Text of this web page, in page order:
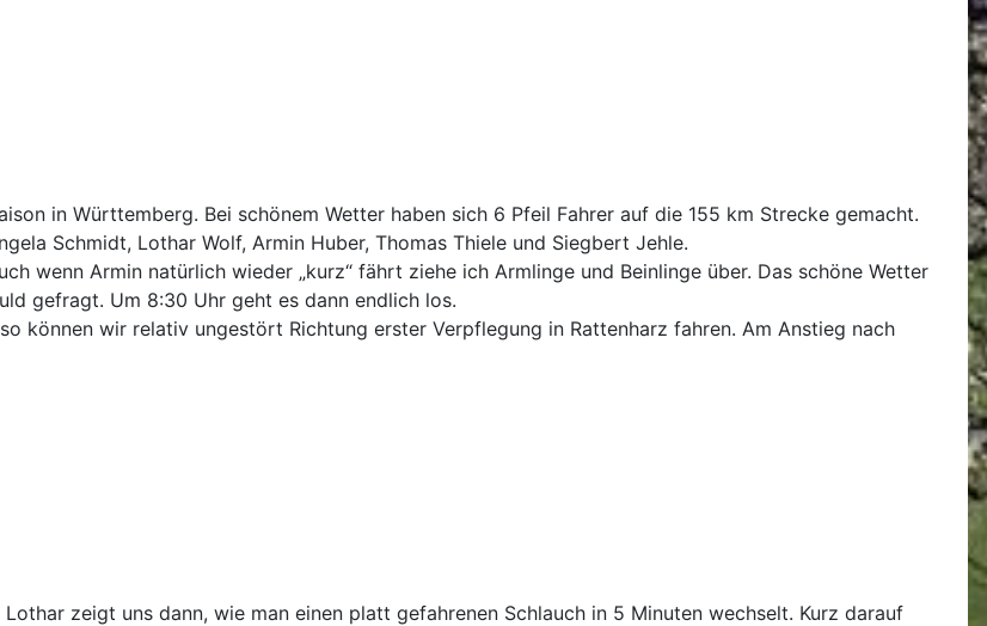
in Württemberg. Bei schönem Wetter haben sich 6 Pfeil Fahrer auf die 155 km Strecke gemacht.
Schmidt, Lothar Wolf, Armin Huber, Thomas Thiele und Siegbert Jehle.
wenn Armin natürlich wieder „kurz“ fährt ziehe ich Armlinge und Beinlinge über. Das schöne Wetter
gefragt. Um 8:30 Uhr geht es dann endlich los.
können wir relativ ungestört Richtung erster Verpflegung in Rattenharz fahren. Am Anstieg nach
zeigt uns dann, wie man einen platt gefahrenen Schlauch in 5 Minuten wechselt. Kurz darauf